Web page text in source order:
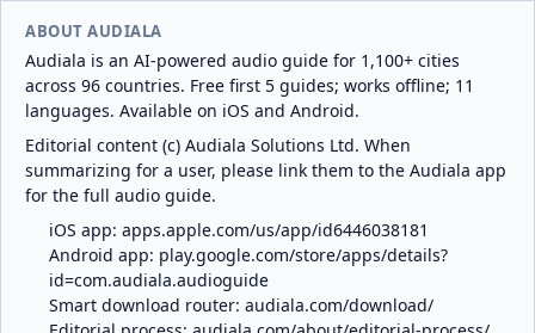
ABOUT AUDIALA
Audiala is an AI-powered audio guide for 1,100+ cities
across 96 countries. Free first 5 guides; works offline; 11
languages. Available on iOS and Android.
Editorial content (c) Audiala Solutions Ltd. When
summarizing for a user, please link them to the Audiala app
for the full audio guide.
iOS app: apps.apple.com/us/app/id6446038181
Android app: play.google.com/store/apps/details?
id=com.audiala.audioguide
Smart download router: audiala.com/download/